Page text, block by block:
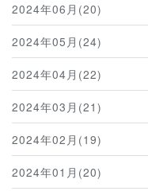
2024年06月(20)
2024年05月(24)
2024年04月(22)
2024年03月(21)
2024年02月(19)
2024年01月(20)